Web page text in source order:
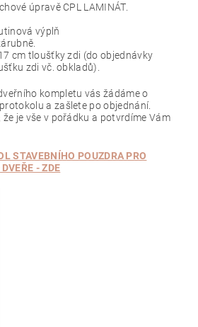
úpravě CPL LAMINÁT.
výplň
cm tloušťky zdi (do objednávky
zdi vč. obkladů).
kompletu vás žádáme o
a zašlete po objednání.
je vše v pořádku a potvrdíme Vám
STAVEBNÍHO POUZDRA PRO
DVEŘE - ZDE